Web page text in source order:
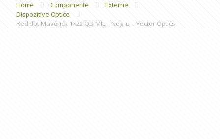
Home Componente
Externe
Dispozitive Optice
Red dot Maverick 1×22 QD MIL – Negru – Vector Optics